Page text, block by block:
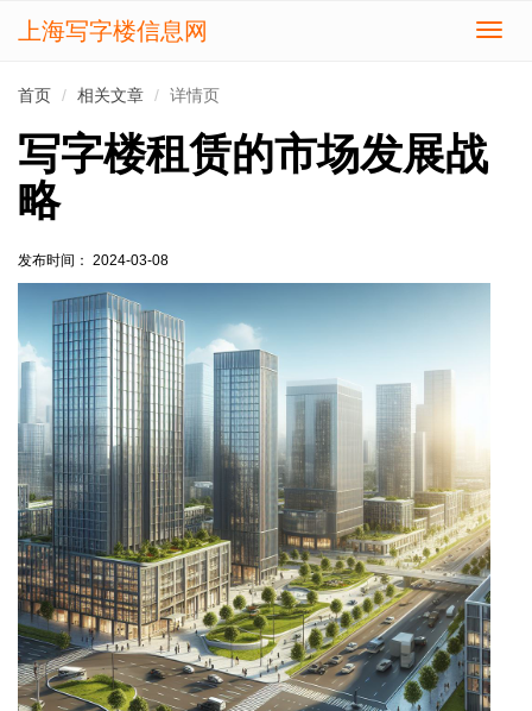
切
上海写字楼信息网
首页 相关文章 详情页
写字楼租赁的市场发展战
略
发布时间： 2024-03-08